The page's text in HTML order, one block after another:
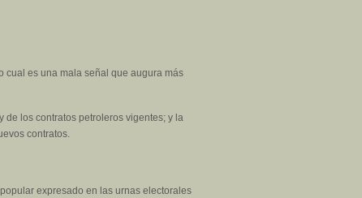
cual es una mala señal que augura más
de los contratos petroleros vigentes; y la
contratos.
expresado en las urnas electorales